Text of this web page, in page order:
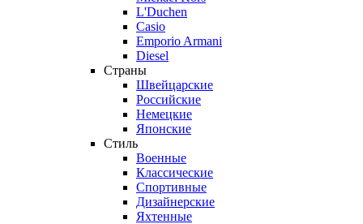
L'Duchen
Casio
Emporio Armani
Diesel
Страны
Швейцарские
Российские
Немецкие
Японские
Стиль
Военные
Классические
Спортивные
Дизайнерские
Яхтенные